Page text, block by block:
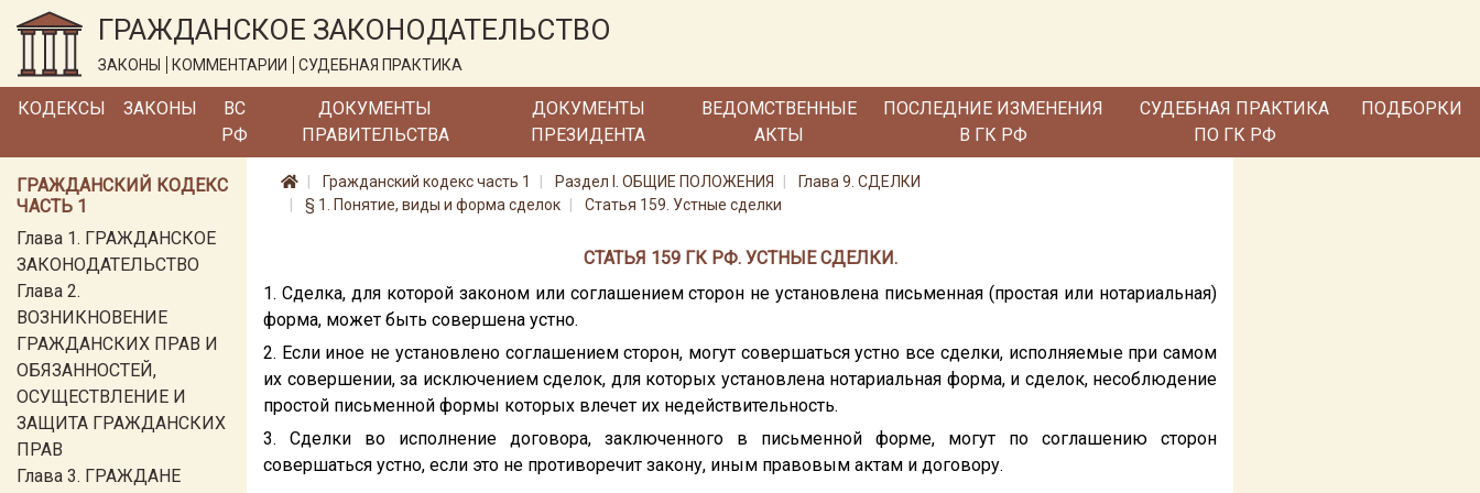
ГРАЖДАНСКОЕ ЗАКОНОДАТЕЛЬСТВО
ЗАКОНЫ КОММЕНТАРИИ СУДЕБНАЯ ПРАКТИКА
КОДЕКСЫ ЗАКОНЫ
ВС
РФ
ДОКУМЕНТЫ
ПРАВИТЕЛЬСТВА
ДОКУМЕНТЫ
ПРЕЗИДЕНТА
ВЕДОМСТВЕННЫЕ
АКТЫ
ПОСЛЕДНИЕ ИЗМЕНЕНИЯ
В ГК РФ
СУДЕБНАЯ ПРАКТИКА
ПО ГК РФ
ПОДБОРКИ
ГРАЖДАНСКИЙ КОДЕКС
ЧАСТЬ 1
Глава 1. ГРАЖДАНСКОЕ
ЗАКОНОДАТЕЛЬСТВО
Глава 2.
ВОЗНИКНОВЕНИЕ
ГРАЖДАНСКИХ ПРАВ И
ОБЯЗАННОСТЕЙ,
ОСУЩЕСТВЛЕНИЕ И
ЗАЩИТА ГРАЖДАНСКИХ
ПРАВ
Глава 3. ГРАЖДАНЕ
Гражданский кодекс часть 1 Раздел I. ОБЩИЕ ПОЛОЖЕНИЯ
Глава 9. СДЕЛКИ
§ 1. Понятие, виды и форма сделок
Статья 159. Устные сделки
СТАТЬЯ 159 ГК РФ. УСТНЫЕ СДЕЛКИ.
1. Сделка, для которой законом или соглашением сторон не установлена письменная (простая или нотариальная)
форма, может быть совершена устно.
2. Если иное не установлено соглашением сторон, могут совершаться устно все сделки, исполняемые при самом
их совершении, за исключением сделок, для которых установлена нотариальная форма, и сделок, несоблюдение
простой письменной формы которых влечет их недействительность.
3. Сделки во исполнение договора, заключенного в письменной форме, могут по соглашению сторон
совершаться устно, если это не противоречит закону, иным правовым актам и договору.